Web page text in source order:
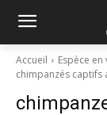
Accueil
Espèce
chimpanzés captifs